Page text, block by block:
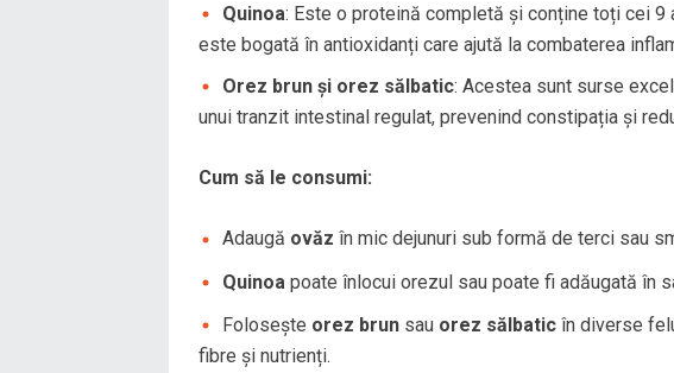
Quinoa: Este o proteină completă și conține toți cei 9
este bogată în antioxidanți care ajută la combaterea
Orez brun și orez sălbatic: Acestea sunt surse
unui tranzit intestinal regulat, prevenind constipația și
Cum să le consumi:
Adaugă ovăz în mic dejunuri sub formă de terci sau
Quinoa poate înlocui orezul sau poate fi adăugată în
Folosește orez brun sau orez sălbatic în diverse
fibre și nutrienți.